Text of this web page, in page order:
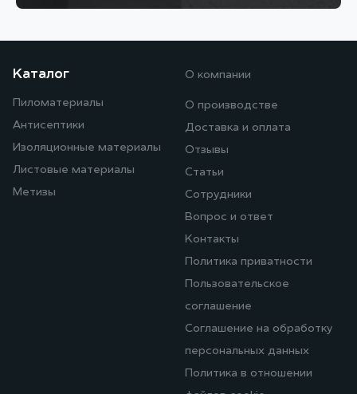
Каталог
Пиломатериалы
Антисептики
Изоляционные материалы
Листовые материалы
Метизы
О компании
О производстве
Доставка и оплата
Отзывы
Статьи
Сотрудники
Вопрос и ответ
Контакты
Политика приватности
Пользовательское
соглашение
Соглашение на обработку
персональных данных
Политика в отношении